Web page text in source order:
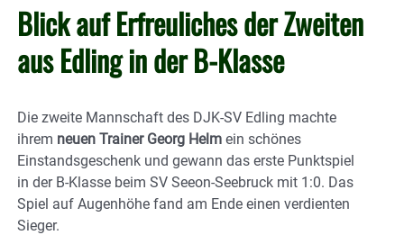
Blick auf Erfreuliches der Zweiten
aus Edling in der B-Klasse
Die zweite Mannschaft des DJK-SV Edling machte
ihrem neuen Trainer Georg Helm ein schönes
Einstandsgeschenk und gewann das erste Punktspiel
in der B-Klasse beim SV Seeon-Seebruck mit 1:0. Das
Spiel auf Augenhöhe fand am Ende einen verdienten
Sieger.